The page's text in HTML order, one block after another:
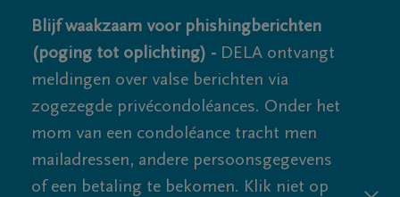
Blijf waakzaam voor phishingberichten
(poging tot oplichting) - DELA ontvangt
meldingen over valse berichten via
zogezegde privécondoléances. Onder het
mom van een condoléance tracht men
mailadressen, andere persoonsgegevens
of een betaling te bekomen. Klik niet op